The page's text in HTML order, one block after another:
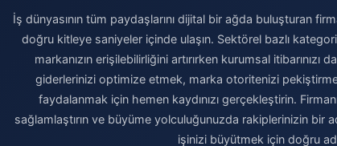
İş dünyasının tüm paydaşlarını dijital bir ağda buluşturan
doğru kitleye saniyeler içinde ulaşın. Sektörel bazlı
markanızın erişilebilirliğini artırırken kurumsal itibarınızı
giderlerinizi optimize etmek, marka otoritenizi
faydalanmak için hemen kaydınızı gerçekleştirin.
sağlamlaştırın ve büyüme yolculuğunuzda rakiplerinizin bir
işinizi büyütmek için doğru